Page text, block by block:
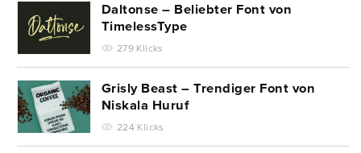
Daltonse – Beliebter Font von
TimelessType
279 Klicks
Grisly Beast – Trendiger Font von
Niskala Huruf
224 Klicks